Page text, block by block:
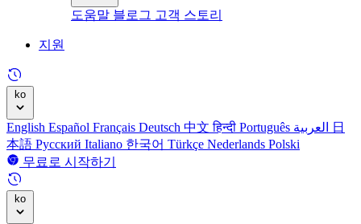
도움말 블로그 고객 스토리
지원
ko
English Español Français Deutsch 中文हिन्दी Português
日
本語 Русский Italiano 한국어 Türkçe Nederlands Polski
무료로 시작하기
ko